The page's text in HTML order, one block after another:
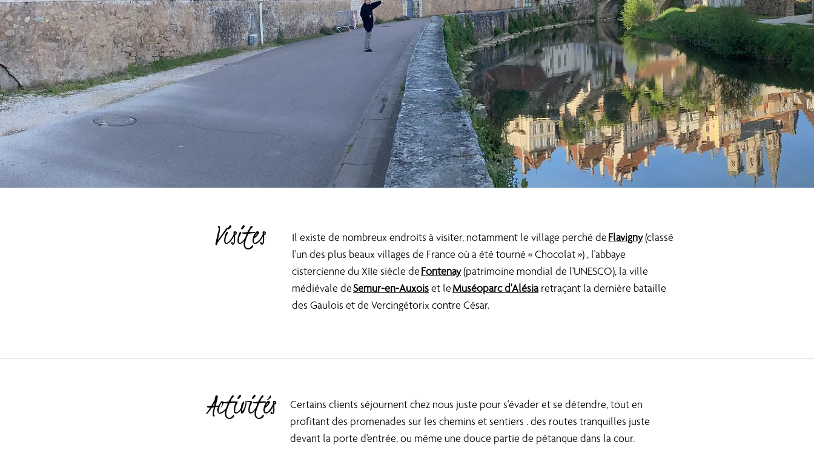
Visites Il existe de nombreux endroits à visiter, notamment le village perché de Flavigny(classé
l'un des plus beaux villages de France où a été tourné « Chocolat ») , l'abbaye
cistercienne du XIIe siècle de Fontenay(patrimoine mondial de l'UNESCO), la ville
médiévale deSemur-en-Auxois et le Muséoparc d'Alésiaretraçant la dernière bataille
des Gaulois et de Vercingétorix contre César.
Activités
Certains clients séjournent chez nous juste pour s'évader et se détendre, tout en
profitant des promenades sur les chemins et sentiers . des routes tranquilles juste
devant la porte d'entrée, ou même une douce partie de pétanque dans la cour.